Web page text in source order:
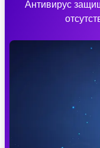
Антивирус